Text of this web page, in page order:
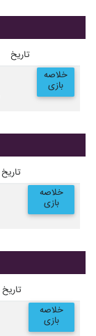
تاریخ
خلاصه
بازی
تاریخ
خلاصه
بازی
تاریخ
خلاصه
بازی